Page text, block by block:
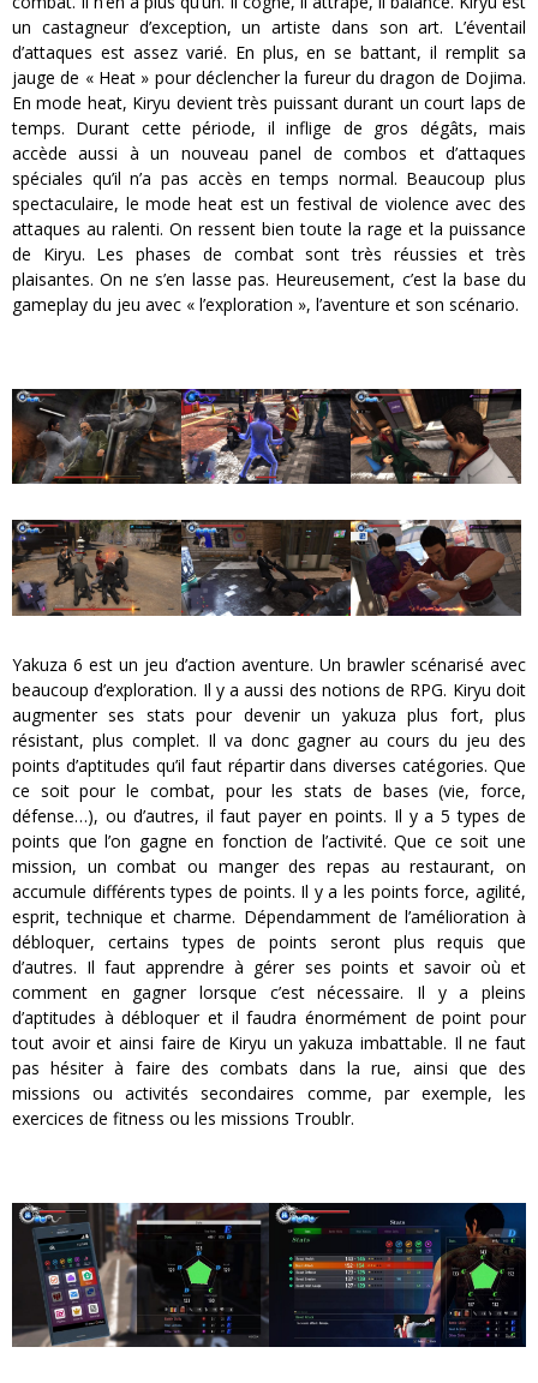
un castagneur d’exception, un artiste dans son art. L’éventail
d’attaques est assez varié. En plus, en se battant, il remplit sa
jauge de « Heat » pour déclencher la fureur du dragon de Dojima.
En mode heat, Kiryu devient très puissant durant un court laps de
temps. Durant cette période, il inflige de gros dégâts, mais
accède aussi à un nouveau panel de combos et d’attaques
spéciales qu’il n’a pas accès en temps normal. Beaucoup plus
spectaculaire, le mode heat est un festival de violence avec des
attaques au ralenti. On ressent bien toute la rage et la puissance
de Kiryu. Les phases de combat sont très réussies et très
plaisantes. On ne s’en lasse pas. Heureusement, c’est la base du
gameplay du jeu avec « l’exploration », l’aventure et son scénario.
Yakuza 6 est un jeu d’action aventure. Un brawler scénarisé avec
beaucoup d’exploration. Il y a aussi des notions de RPG. Kiryu doit
augmenter ses stats pour devenir un yakuza plus fort, plus
résistant, plus complet. Il va donc gagner au cours du jeu des
points d’aptitudes qu’il faut répartir dans diverses catégories. Que
ce soit pour le combat, pour les stats de bases (vie, force,
défense…), ou d’autres, il faut payer en points. Il y a 5 types de
points que l’on gagne en fonction de l’activité. Que ce soit une
mission, un combat ou manger des repas au restaurant, on
accumule différents types de points. Il y a les points force, agilité,
esprit, technique et charme. Dépendamment de l’amélioration à
débloquer, certains types de points seront plus requis que
d’autres. Il faut apprendre à gérer ses points et savoir où et
comment en gagner lorsque c’est nécessaire. Il y a pleins
d’aptitudes à débloquer et il faudra énormément de point pour
tout avoir et ainsi faire de Kiryu un yakuza imbattable. Il ne faut
pas hésiter à faire des combats dans la rue, ainsi que des
missions ou activités secondaires comme, par exemple, les
exercices de fitness ou les missions Troublr.